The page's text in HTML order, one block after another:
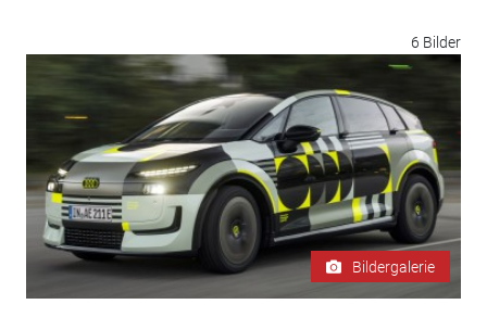
6 Bilder
Bildergalerie